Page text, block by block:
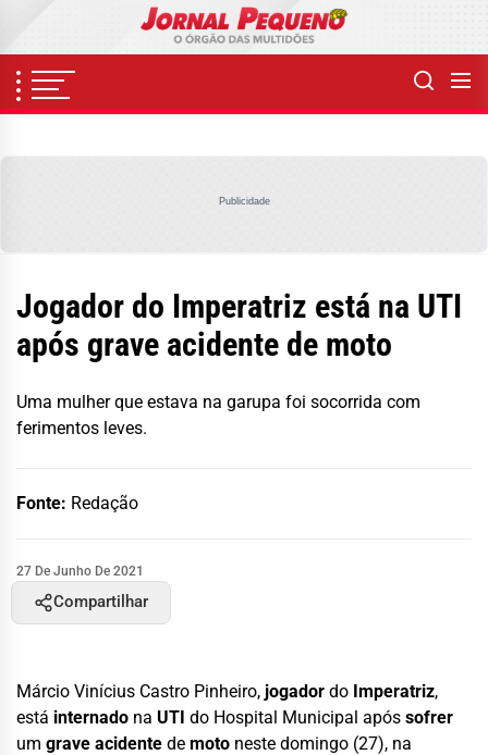
content
Publicidade
Jogador do Imperatriz está na UTI
após grave acidente de moto
Uma mulher que estava na garupa foi socorrida com
ferimentos leves.
Fonte: Redação
27 De Junho De 2021
Compartilhar
Márcio Vinícius Castro Pinheiro, jogador do Imperatriz,
está internado na UTI do Hospital Municipal após sofrer
um grave acidente de moto neste domingo (27), na